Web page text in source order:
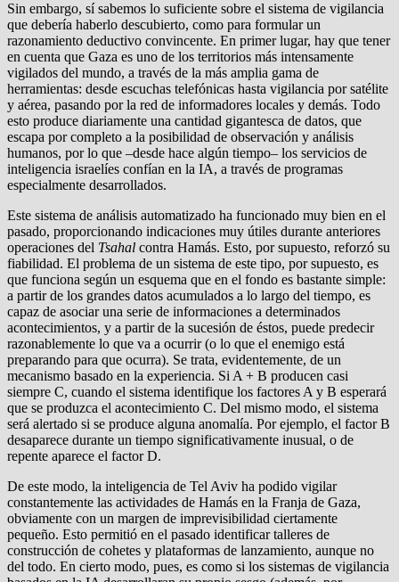
Sin embargo, sí sabemos lo suficiente sobre el sistema de vigilancia
que debería haberlo descubierto, como para formular un
razonamiento deductivo convincente. En primer lugar, hay que tener
en cuenta que Gaza es uno de los territorios más intensamente
vigilados del mundo, a través de la más amplia gama de
herramientas: desde escuchas telefónicas hasta vigilancia por satélite
y aérea, pasando por la red de informadores locales y demás. Todo
esto produce diariamente una cantidad gigantesca de datos, que
escapa por completo a la posibilidad de observación y análisis
humanos, por lo que –desde hace algún tiempo– los servicios de
inteligencia israelíes confían en la IA, a través de programas
especialmente desarrollados.
Este sistema de análisis automatizado ha funcionado muy bien en el
pasado, proporcionando indicaciones muy útiles durante anteriores
operaciones del Tsahal contra Hamás. Esto, por supuesto, reforzó su
fiabilidad. El problema de un sistema de este tipo, por supuesto, es
que funciona según un esquema que en el fondo es bastante simple:
a partir de los grandes datos acumulados a lo largo del tiempo, es
capaz de asociar una serie de informaciones a determinados
acontecimientos, y a partir de la sucesión de éstos, puede predecir
razonablemente lo que va a ocurrir (o lo que el enemigo está
preparando para que ocurra). Se trata, evidentemente, de un
mecanismo basado en la experiencia. Si A + B producen casi
siempre C, cuando el sistema identifique los factores A y B esperará
que se produzca el acontecimiento C. Del mismo modo, el sistema
será alertado si se produce alguna anomalía. Por ejemplo, el factor B
desaparece durante un tiempo significativamente inusual, o de
repente aparece el factor D.
De este modo, la inteligencia de Tel Aviv ha podido vigilar
constantemente las actividades de Hamás en la Franja de Gaza,
obviamente con un margen de imprevisibilidad ciertamente
pequeño. Esto permitió en el pasado identificar talleres de
construcción de cohetes y plataformas de lanzamiento, aunque no
del todo. En cierto modo, pues, es como si los sistemas de vigilancia